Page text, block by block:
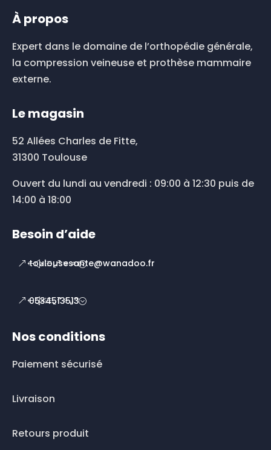
sur
page
du
À propos
Expert dans le domaine de l’orthopédie générale,
la compression veineuse et prothèse mammaire
externe.
Le magasin
52 Allées Charles de Fitte,
31300 Toulouse
Ouvert du lundi au vendredi : 09:00 à 12:30 puis de
14:00 à 18:00
Besoin d’aide
toulousesante@wanadoo.fr
0534513513
Nos conditions
Paiement sécurisé
Livraison
Retours produit